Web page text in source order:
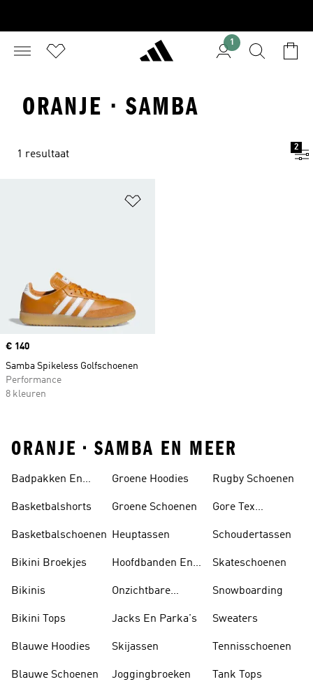
1
ORANJE · SAMBA
1 resultaat
2
Price
€ 140
Samba Spikeless Golfschoenen
Performance
8 kleuren
ORANJE • SAMBA EN MEER
Badpakken En
Basketbalshorts
Basketbalschoenen
Bikini Broekjes
Bikinis
Bikini Tops
Blauwe Hoodies
Blauwe Schoenen
Groene Hoodies
Groene Schoenen
Heuptassen
Hoofdbanden En
Onzichtbare
Jacks En Parka's
Skijassen
Joggingbroeken
Rugby Schoenen
Gore Tex
Schoudertassen
Skateschoenen
Snowboarding
Sweaters
Tennisschoenen
Tank Tops